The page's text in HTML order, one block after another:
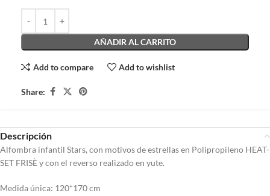
AÑADIR AL CARRITO
Add to compare Add to wishlist
Share:
Descripción
Alfombra infantil Stars, con motivos de estrellas en Polipropileno HEAT-
SET FRISÈ y con el reverso realizado en yute.
Medida única: 120*170 cm